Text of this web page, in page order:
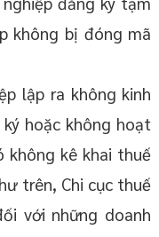
không bị đóng mã
lập ra không kinh
hoặc không hoạt
kê khai thuế
trên, Chi cục thuế
với những doanh